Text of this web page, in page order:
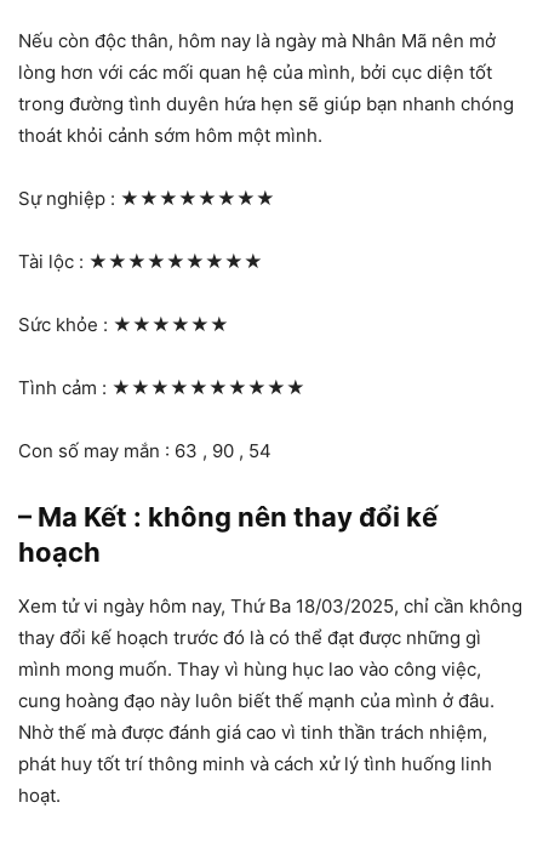
Nếu còn độc thân, hôm nay là ngày mà Nhân Mã nên mở
lòng hơn với các mối quan hệ của mình, bởi cục diện tốt
trong đường tình duyên hứa hẹn sẽ giúp bạn nhanh chóng
thoát khỏi cảnh sớm hôm một mình.
Sự nghiệp : ★★★★★★★★
Tài lộc : ★★★★★★★★★
Sức khỏe : ★★★★★★
Tình cảm : ★★★★★★★★★★
Con số may mắn : 63 , 90 , 54
– Ma Kết : không nên thay đổi kế
hoạch
Xem tử vi ngày hôm nay, Thứ Ba 18/03/2025, chỉ cần không
thay đổi kế hoạch trước đó là có thể đạt được những gì
mình mong muốn. Thay vì hùng hục lao vào công việc,
cung hoàng đạo này luôn biết thế mạnh của mình ở đâu.
Nhờ thế mà được đánh giá cao vì tinh thần trách nhiệm,
phát huy tốt trí thông minh và cách xử lý tình huống linh
hoạt.